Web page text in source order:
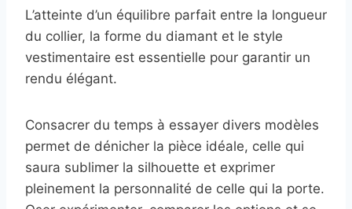
L’atteinte d’un équilibre parfait entre la longueur
du collier, la forme du diamant et le style
vestimentaire est essentielle pour garantir un
rendu élégant.
Consacrer du temps à essayer divers modèles
permet de dénicher la pièce idéale, celle qui
saura sublimer la silhouette et exprimer
pleinement la personnalité de celle qui la porte.